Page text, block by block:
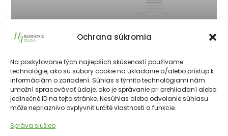
Ochrana súkromia
Na poskytovanie tých najlepších skúseností používame
technológie, ako sú súbory cookie na ukladanie a/alebo prístup k
informáciám o zariadení. Súhlas s týmito technológiami nám
umožní spracovávať údaje, ako je správanie pri prehliadaní alebo
jedinečné ID na tejto stránke. Nesúhlas alebo odvolanie súhlasu
môže nepriaznivo ovplyvniť určité vlastnosti a funkcie.
Správa služieb
901
324 786€
83.60 m² 3 9 NP SV 226511€